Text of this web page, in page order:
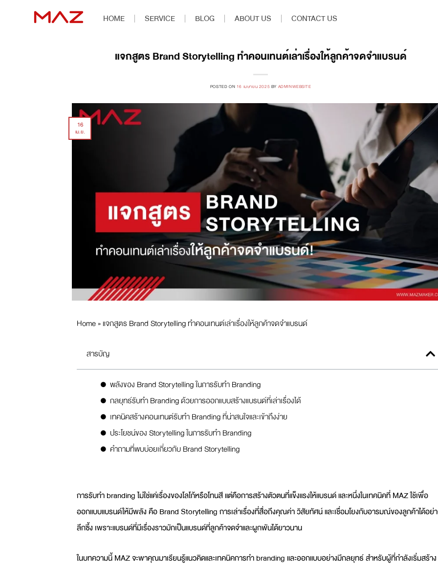
HOME SERVICE BLOG ABOUT US CONTACT US
แจกสูตร Brand Storytelling ทำคอนเทนต์เล่าเรื่องให้ลูกค้าจดจำแบรนด์
POSTED ON 16 เมษายน 2025 BY ADMINWEBSITE
16
เม.ย.
Home»แจกสูตร Brand Storytelling ทำคอนเทนต์เล่าเรื่องให้ลูกค้าจดจำแบรนด์
สารบัญ
พลังของ Brand Storytelling ในการรับทำ Branding
กลยุทธ์รับทำ Branding ด้วยการออกแบบสร้างแบรนด์ที่เล่าเรื่องได้
เทคนิคสร้างคอนเทนต์รับทำ Branding ที่น่าสนใจและเข้าถึงง่าย
ประโยชน์ของ Storytelling ในการรับทำ Branding
คำถามที่พบบ่อยเกี่ยวกับ Brand Storytelling
การรับทำ brandingไม่ใช่แค่เรื่องของโลโก้หรือโทนสี แต่คือการสร้างตัวตนที่แข็งแรงให้แบรนด์ และหนึ่งในเทคนิคที่ MAZ ใช้เพื่อ
ออกแบบแบรนด์ให้มีพลัง คือ Brand Storytelling การเล่าเรื่องที่สื่อถึงคุณค่า วิสัยทัศน์ และเชื่อมโยงกับอารมณ์ของลูกค้าได้อย่
ลึกซึ้ง เพราะแบรนด์ที่มีเรื่องราวมักเป็นแบรนด์ที่ลูกค้าจดจำและผูกพันได้ยาวนาน
ในบทความนี้ MAZ จะพาคุณมาเรียนรู้แนวคิดและเทคนิคการทำ branding และออกแบบอย่างมีกลยุทธ์ สำหรับผู้ที่กำลังเริ่มสร้าง